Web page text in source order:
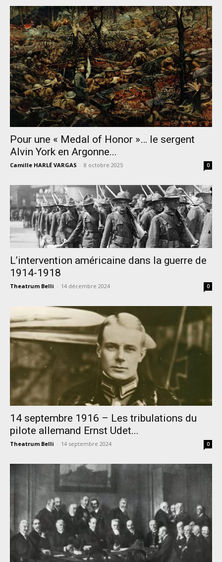
Pour une « Medal of Honor »… le sergent
Alvin York en Argonne...
Camille HARLÉ VARGAS - 8 octobre 2025 0
L’intervention américaine dans la guerre de
1914-1918
Theatrum Belli - 14 décembre 2024 0
14 septembre 1916 – Les tribulations du
pilote allemand Ernst Udet...
Theatrum Belli - 14 septembre 2024 0